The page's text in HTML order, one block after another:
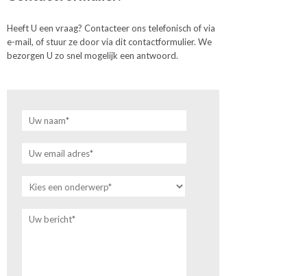
Heeft U een vraag? Contacteer ons telefonisch of via
e-mail, of stuur ze door via dit contactformulier. We
bezorgen U zo snel mogelijk een antwoord.
Uw naam*
Uw email adres*
Uw bericht*